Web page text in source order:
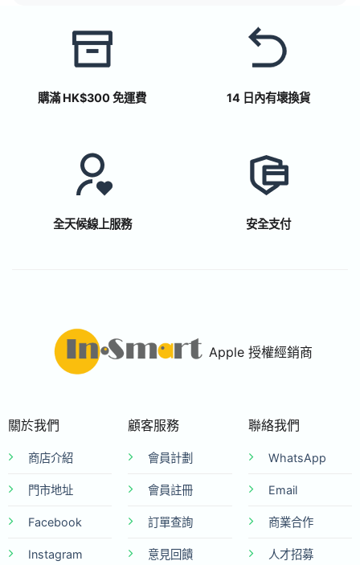
購滿 HK$300 免運費 14 日內有壞換貨
全天候線上服務 安全支付
Apple 授權經銷商
關於我們
商店介紹
門市地址
Facebook
Instagram
顧客服務
會員計劃
會員註冊
訂單查詢
意見回饋
聯絡我們
WhatsApp
Email
商業合作
人才招募